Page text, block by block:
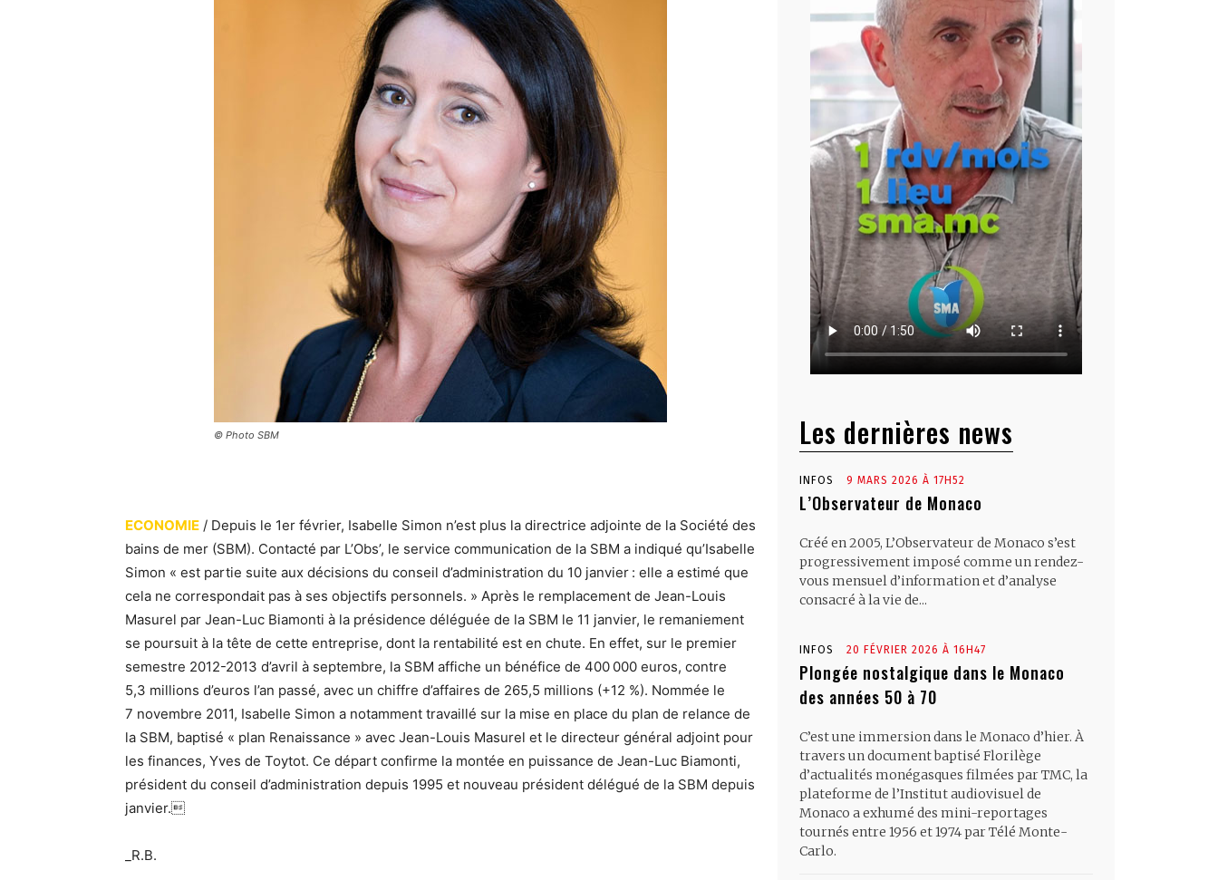
© Photo SBM
ECONOMIE / Depuis le 1er février, Isabelle Simon n’est plus la directrice adjointe de la Société des
bains de mer (SBM). Contacté par L’Obs’, le service communication de la SBM a indiqué qu’Isabelle
Simon « est partie suite aux décisions du conseil d’administration du 10 janvier : elle a estimé que
cela ne correspondait pas à ses objectifs personnels. » Après le remplacement de Jean-Louis
Masurel par Jean-Luc Biamonti à la présidence déléguée de la SBM le 11 janvier, le remaniement
se poursuit à la tête de cette entreprise, dont la rentabilité est en chute. En effet, sur le premier
semestre 2012-2013 d’avril à septembre, la SBM affiche un bénéfice de 400 000 euros, contre
5,3 millions d’euros l’an passé, avec un chiffre d’affaires de 265,5 millions (+12 %). Nommée le
7 novembre 2011, Isabelle Simon a notamment travaillé sur la mise en place du plan de relance de
la SBM, baptisé « plan Renaissance » avec Jean-Louis Masurel et le directeur général adjoint pour
les finances, Yves de Toytot. Ce départ confirme la montée en puissance de Jean-Luc Biamonti,
président du conseil d’administration depuis 1995 et nouveau président délégué de la SBM depuis
janvier.
_R.B.
Les dernières news
INFOS 9 MARS 2026 À 17H52
L’Observateur de Monaco
Créé en 2005, L’Observateur de Monaco s’est
progressivement imposé comme un rendez-
vous mensuel d’information et d’analyse
consacré à la vie de...
INFOS 20 FÉVRIER 2026 À 16H47
Plongée nostalgique dans le Monaco
des années 50 à 70
C’est une immersion dans le Monaco d’hier. À
travers un document baptisé Florilège
d’actualités monégasques filmées par TMC, la
plateforme de l’Institut audiovisuel de
Monaco a exhumé des mini-reportages
tournés entre 1956 et 1974 par Télé Monte-
Carlo.